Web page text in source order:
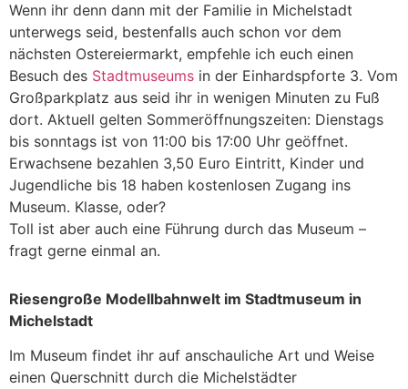
Wenn ihr denn dann mit der Familie in Michelstadt
unterwegs seid, bestenfalls auch schon vor dem
nächsten Ostereiermarkt, empfehle ich euch einen
Besuch des Stadtmuseums in der Einhardspforte 3. Vom
Großparkplatz aus seid ihr in wenigen Minuten zu Fuß
dort. Aktuell gelten Sommeröffnungszeiten: Dienstags
bis sonntags ist von 11:00 bis 17:00 Uhr geöffnet.
Erwachsene bezahlen 3,50 Euro Eintritt, Kinder und
Jugendliche bis 18 haben kostenlosen Zugang ins
Museum. Klasse, oder?
Toll ist aber auch eine Führung durch das Museum –
fragt gerne einmal an.
Riesengroße Modellbahnwelt im Stadtmuseum in
Michelstadt
Im Museum findet ihr auf anschauliche Art und Weise
einen Querschnitt durch die Michelstädter